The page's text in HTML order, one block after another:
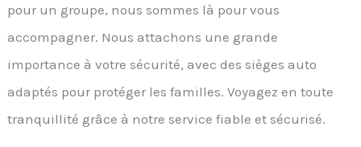
pour un groupe, nous sommes là pour vous
accompagner. Nous attachons une grande
importance à votre sécurité, avec des sièges auto
adaptés pour protéger les familles. Voyagez en toute
tranquillité grâce à notre service fiable et sécurisé.